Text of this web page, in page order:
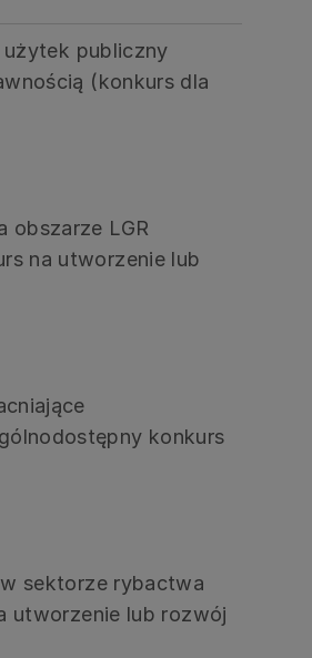
publiczny
(konkurs dla
obszarze LGR
na utworzenie lub
konkurs
sektorze rybactwa
utworzenie lub rozwój